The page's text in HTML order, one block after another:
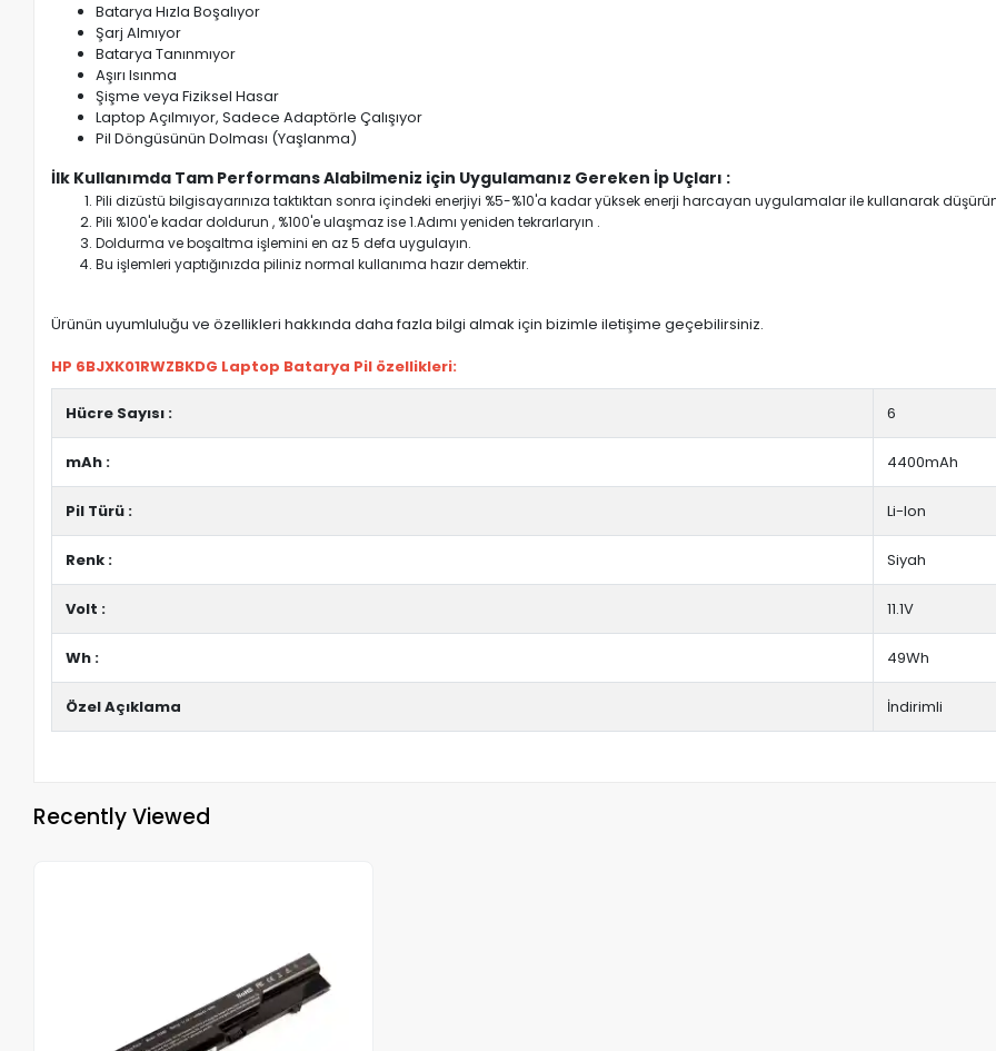
Batarya Hızla Boşalıyor
Şarj Almıyor
Batarya Tanınmıyor
Aşırı Isınma
Şişme veya Fiziksel Hasar
Laptop Açılmıyor, Sadece Adaptörle Çalışıyor
Pil Döngüsünün Dolması (Yaşlanma)
İlk Kullanımda Tam Performans Alabilmeniz için Uygulamanız Gereken İp Uçları :
Pili dizüstü bilgisayarınıza taktıktan sonra içindeki enerjiyi %5-%10'a kadar yüksek enerji harcayan uygulamalar ile kullanarak
Pili %100'e kadar doldurun , %100'e ulaşmaz ise 1.Adımı yeniden tekrarlaryın .
Doldurma ve boşaltma işlemini en az 5 defa uygulayın.
Bu işlemleri yaptığınızda piliniz normal kullanıma hazır demektir.
Ürünün uyumluluğu ve özellikleri hakkında daha fazla bilgi almak için bizimle iletişime geçebilirsiniz.
HP 6BJXK01RWZBKDG Laptop Batarya Pil özellikleri:
Hücre Sayısı : 6
mAh : 4400mAh
Pil Türü : Li-Ion
Renk : Siyah
Volt : 11.1V
Wh : 49Wh
Özel Açıklama İndirimli
Recently Viewed